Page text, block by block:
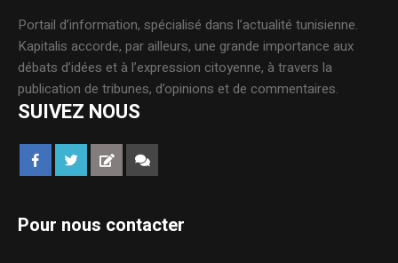
Portail d’information, spécialisé dans l’actualité tunisienne.
Kapitalis accorde, par ailleurs, une grande importance aux
débats d’idées et à l’expression citoyenne, à travers la
publication de tribunes, d’opinions et de commentaires.
SUIVEZ NOUS
Pour nous contacter